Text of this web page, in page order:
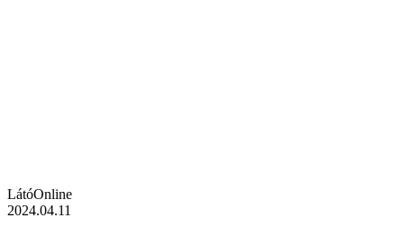
LátóOnline
2024.04.11